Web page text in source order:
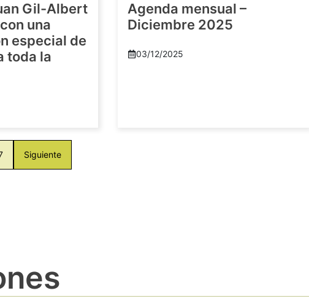
Gil-Albert
una
especial de
toda la
Agenda mensual –
Diciembre 2025
03/12/2025
Siguiente